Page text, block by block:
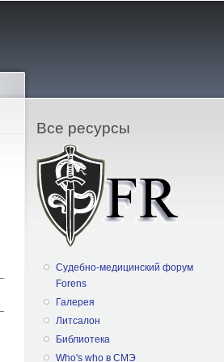
Все ресурсы
Судебно-медицинский форум
Forens
Галерея
Литсалон
Библиотека
Who's who в СМЭ